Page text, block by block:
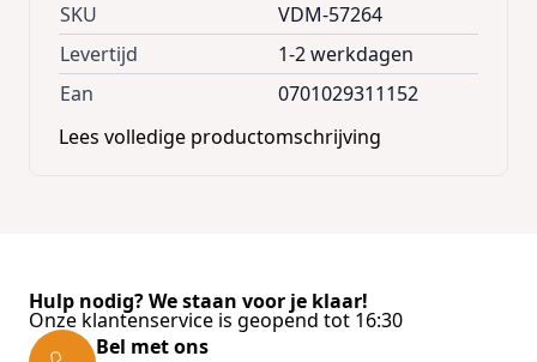
- Geheel gemaakt van wilg, zonder plastic of
andere onnatuurlijke materialen
- Veilig om aan te knagen
- Helpt bij het afslijten van de tanden
SKU
VDM-57264
Levertijd
1-2 werkdagen
Ean
0701029311152
Lees volledige productomschrijving
Hulp nodig? We staan voor je klaar!
Onze klantenservice is geopend tot 16:30
Bel met ons